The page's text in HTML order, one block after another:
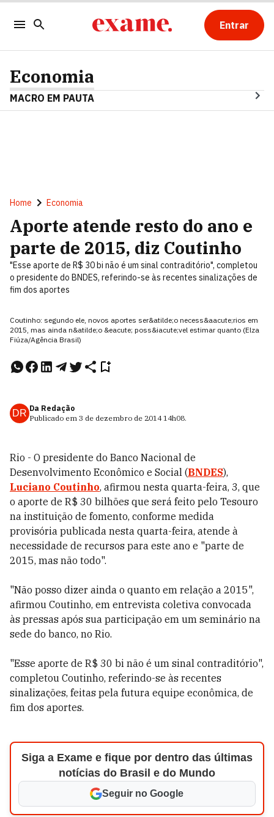
Entrar
Economia
MACRO EM PAUTA
Home Economia
Aporte atende resto do ano e
parte de 2015, diz Coutinho
"Esse aporte de R$ 30 bi não é um sinal contraditório", completou
o presidente do BNDES, referindo-se às recentes sinalizações de
fim dos aportes
Coutinho: segundo ele, novos aportes ser&atilde;o necess&aacute;rios em
2015, mas ainda n&atilde;o &eacute; poss&iacute;vel estimar quanto (Elza
Fiúza/Agência Brasil)
DR Da Redação
Publicado em 3 de dezembro de 2014 14h08.
Rio - O presidente do Banco Nacional de
Desenvolvimento Econômico e Social (BNDES),
Luciano Coutinho, afirmou nesta quarta-feira, 3, que
o aporte de R$ 30 bilhões que será feito pelo Tesouro
na instituição de fomento, conforme medida
provisória publicada nesta quarta-feira, atende à
necessidade de recursos para este ano e "parte de
2015, mas não todo".
"Não posso dizer ainda o quanto em relação a 2015",
afirmou Coutinho, em entrevista coletiva convocada
às pressas após sua participação em um seminário na
sede do banco, no Rio.
"Esse aporte de R$ 30 bi não é um sinal contraditório",
completou Coutinho, referindo-se às recentes
sinalizações, feitas pela futura equipe econômica, de
fim dos aportes.
Siga a Exame e fique por dentro das últimas
notícias do Brasil e do Mundo
Seguir no Google